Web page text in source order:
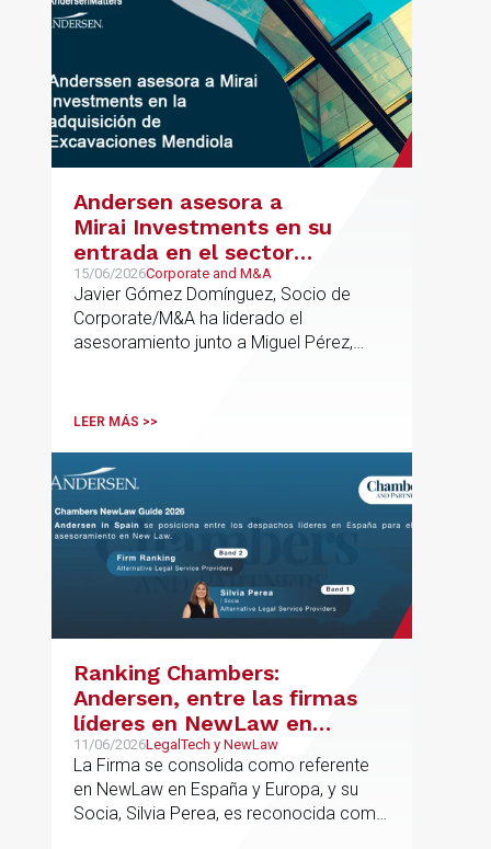
Andersen asesora a
Mirai Investments en su
entrada en el sector
medioambiental con la
adquisición de la
vasca Excavaciones
Mendiola
15/06/2026Corporate and M&A
Javier Gómez Domínguez, Socio de
Corporate/M&A ha liderado el
asesoramiento junto a Miguel Pérez,
LEER MÁS >>
Ranking Chambers:
Andersen, entre las firmas
líderes en NewLaw en
España y Europa
11/06/2026LegalTech y NewLaw
La Firma se consolida como referente
en NewLaw en España y Europa, y su
Socia, Silvia Perea, es reconocida como